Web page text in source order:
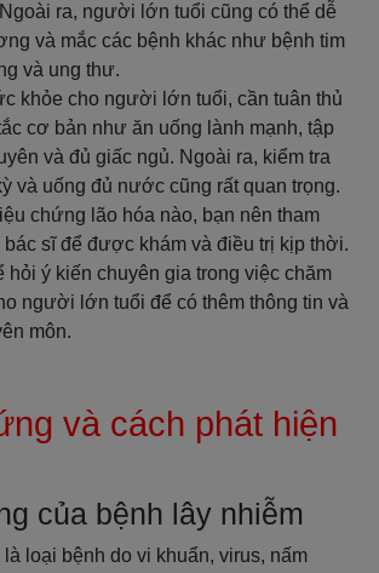
ra, người lớn tuổi cũng có thể dễ
và mắc các bệnh khác như bệnh tim
và ung thư.
khỏe cho người lớn tuổi, cần tuân thủ
cơ bản như ăn uống lành mạnh, tập
và đủ giấc ngủ. Ngoài ra, kiểm tra
và uống đủ nước cũng rất quan trọng.
chứng lão hóa nào, bạn nên tham
bác sĩ để được khám và điều trị kịp thời.
hỏi ý kiến ​​chuyên gia trong việc chăm
người lớn tuổi để có thêm thông tin và
môn.
và cách phát hiện
của bệnh lây nhiễm
là loại bệnh do vi khuẩn, virus, nấm